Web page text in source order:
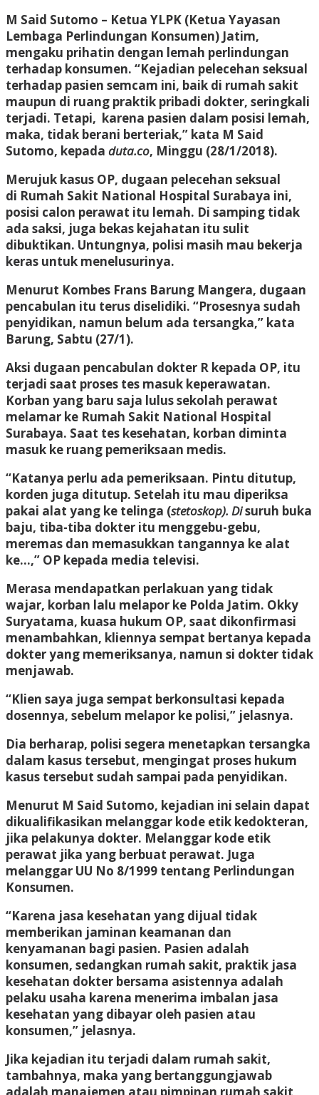
M Said Sutomo – Ketua YLPK (Ketua Yayasan
Lembaga Perlindungan Konsumen) Jatim,
mengaku prihatin dengan lemah perlindungan
terhadap konsumen. “Kejadian pelecehan seksual
terhadap pasien semcam ini, baik di rumah sakit
maupun di ruang praktik pribadi dokter, seringkali
terjadi. Tetapi, karena pasien dalam posisi lemah,
maka, tidak berani berteriak,” kata M Said
Sutomo, kepada duta.co, Minggu (28/1/2018).
Merujuk kasus OP, dugaan pelecehan seksual
di Rumah Sakit National Hospital Surabaya ini,
posisi calon perawat itu lemah. Di samping tidak
ada saksi, juga bekas kejahatan itu sulit
dibuktikan. Untungnya, polisi masih mau bekerja
keras untuk menelusurinya.
Menurut Kombes Frans Barung Mangera, dugaan
pencabulan itu terus diselidiki. “Prosesnya sudah
penyidikan, namun belum ada tersangka,” kata
Barung, Sabtu (27/1).
Aksi dugaan pencabulan dokter R kepada OP, itu
terjadi saat proses tes masuk keperawatan.
Korban yang baru saja lulus sekolah perawat
melamar ke Rumah Sakit National Hospital
Surabaya. Saat tes kesehatan, korban diminta
masuk ke ruang pemeriksaan medis.
“Katanya perlu ada pemeriksaan. Pintu ditutup,
korden juga ditutup. Setelah itu mau diperiksa
pakai alat yang ke telinga (stetoskop). Disuruh buka
baju, tiba-tiba dokter itu menggebu-gebu,
meremas dan memasukkan tangannya ke alat
ke…,” OP kepada media televisi.
Merasa mendapatkan perlakuan yang tidak
wajar, korban lalu melapor ke Polda Jatim. Okky
Suryatama, kuasa hukum OP, saat dikonfirmasi
menambahkan, kliennya sempat bertanya kepada
dokter yang memeriksanya, namun si dokter tidak
menjawab.
“Klien saya juga sempat berkonsultasi kepada
dosennya, sebelum melapor ke polisi,” jelasnya.
Dia berharap, polisi segera menetapkan tersangka
dalam kasus tersebut, mengingat proses hukum
kasus tersebut sudah sampai pada penyidikan.
Menurut M Said Sutomo, kejadian ini selain dapat
dikualifikasikan melanggar kode etik kedokteran,
jika pelakunya dokter. Melanggar kode etik
perawat jika yang berbuat perawat. Juga
melanggar UU No 8/1999 tentang Perlindungan
Konsumen.
“Karena jasa kesehatan yang dijual tidak
memberikan jaminan keamanan dan
kenyamanan bagi pasien. Pasien adalah
konsumen, sedangkan rumah sakit, praktik jasa
kesehatan dokter bersama asistennya adalah
pelaku usaha karena menerima imbalan jasa
kesehatan yang dibayar oleh pasien atau
konsumen,” jelasnya.
Jika kejadian itu terjadi dalam rumah sakit,
tambahnya, maka yang bertanggungjawab
adalah manajemen atau pimpinan rumah sakit,